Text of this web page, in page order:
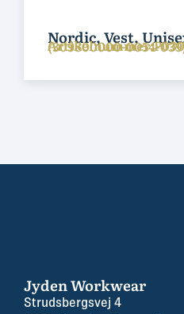
Nordic, Vest,
(309800000-0054-
Jyden Workwear
Strudsbergsvej 4